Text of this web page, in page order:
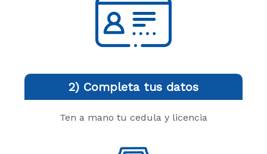
2) Completa tus datos
Ten a mano tu cedula y licencia